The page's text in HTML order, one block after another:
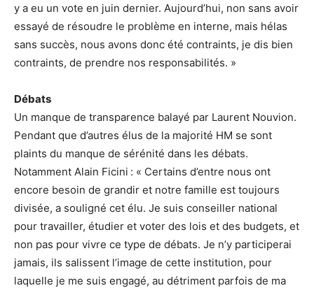
y a eu un vote en juin dernier. Aujourd’hui, non sans avoir
essayé de résoudre le problème en interne, mais hélas
sans succès, nous avons donc été contraints, je dis bien
contraints, de prendre nos responsabilités. »
Débats
Un manque de transparence balayé par Laurent Nouvion.
Pendant que d’autres élus de la majorité HM se sont
plaints du manque de sérénité dans les débats.
Notamment Alain Ficini : « Certains d’entre nous ont
encore besoin de grandir et notre famille est toujours
divisée, a souligné cet élu. Je suis conseiller national
pour travailler, étudier et voter des lois et des budgets, et
non pas pour vivre ce type de débats. Je n’y participerai
jamais, ils salissent l’image de cette institution, pour
laquelle je me suis engagé, au détriment parfois de ma